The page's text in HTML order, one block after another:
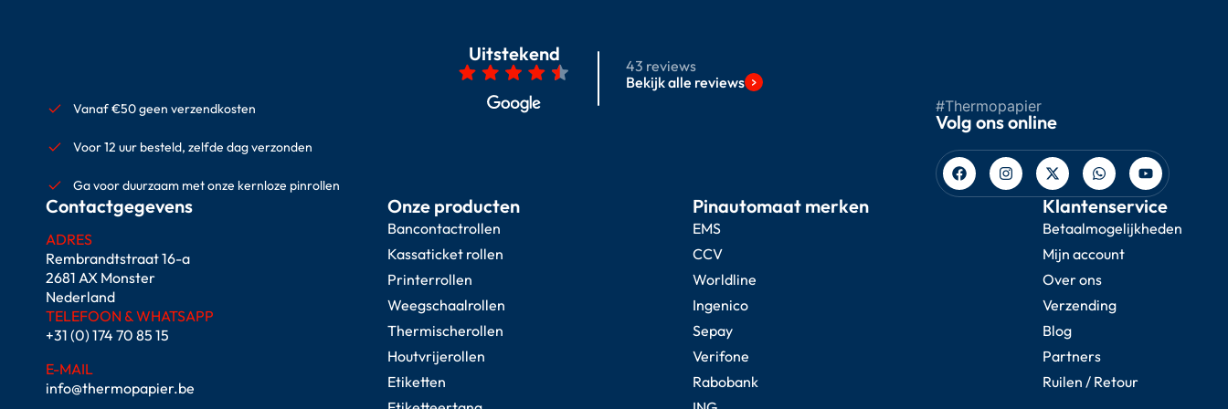
Uitstekend
43 reviews
Bekijk alle reviews
Vanaf €50 geen verzendkosten
Voor 12 uur besteld, zelfde dag verzonden
Ga voor duurzaam met onze kernloze pinrollen
#Thermopapier
Volg ons online
Contactgegevens
ADRES
Rembrandtstraat 16-a
2681 AX Monster
Nederland
TELEFOON & WHATSAPP
+31 (0) 174 70 85 15
E-MAIL
info@thermopapier.be
Onze producten
Bancontactrollen
Kassaticket rollen
Printerrollen
Weegschaalrollen
Thermischerollen
Houtvrijerollen
Etiketten
Pinautomaat merken
EMS
CCV
Worldline
Ingenico
Sepay
Verifone
Rabobank
Klantenservice
Betaalmogelijkheden
Mijn account
Over ons
Verzending
Blog
Partners
Ruilen / Retour